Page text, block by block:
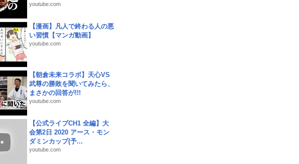
youtube.com
【漫画】凡人で終わる人の悪
い習慣【マンガ動画】
youtube.com
【朝倉未来コラボ】天心VS
武尊の勝敗を聞いてみたら、
まさかの回答が!!!
youtube.com
【公式ライブCH1 全編】大
会第2日 2020 アース・モン
ダミンカップ(予...
youtube.com